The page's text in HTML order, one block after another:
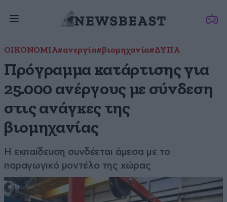
ΟΙΚΟΝΟΜΙΑ#ανεργία#βιομηχανία#ΔΥΠΑ
Πρόγραμμα κατάρτισης για
25.000 ανέργους με σύνδεση
στις ανάγκες της
βιομηχανίας
H εκπαίδευση συνδέεται άμεσα με το
παραγωγικό μοντέλο της χώρας